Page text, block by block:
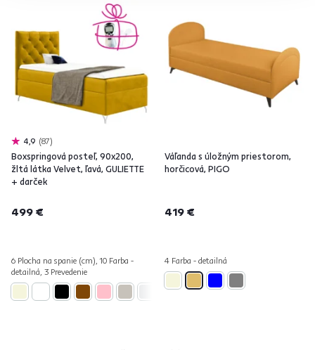
4,9 87
Boxspringová posteľ, 90x200,
žltá látka Velvet, ľavá, GULIETTE
+ darček
499 €
6 Plocha na spanie (cm), 10 Farba -
detailná, 3 Prevedenie
Váľanda s úložným priestorom,
horčicová, PIGO
419 €
4 Farba - detailná